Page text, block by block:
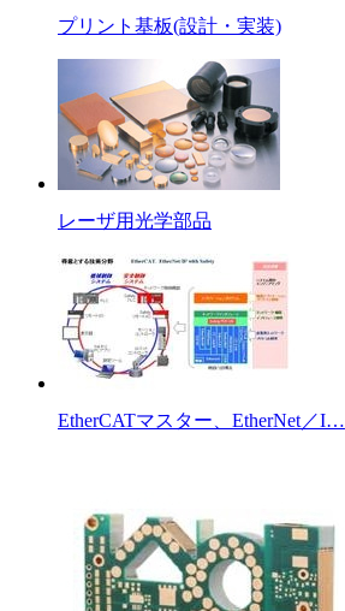
プリント基板(設計・実装)
レーザ用光学部品
EtherCATマスター、EtherNet／I…